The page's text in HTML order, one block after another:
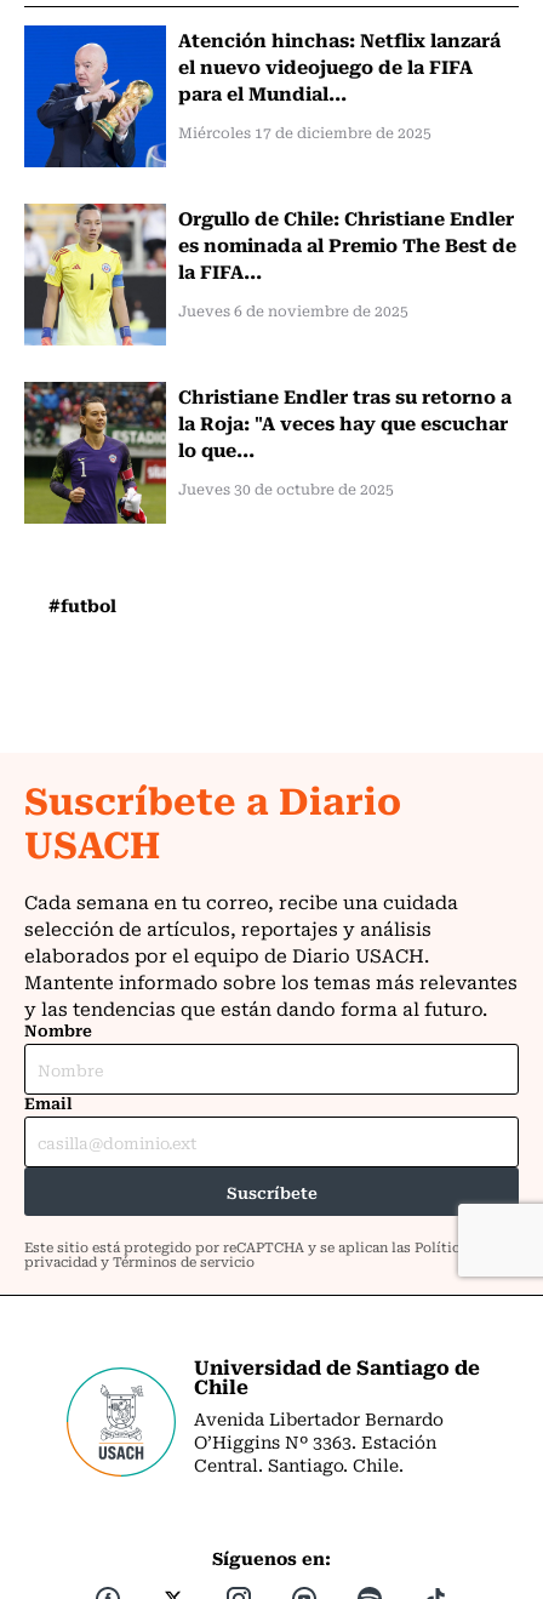
Atención hinchas: Netflix lanzará
el nuevo videojuego de la FIFA
para el Mundial...
Miércoles 17 de diciembre de 2025
Orgullo de Chile: Christiane Endler
es nominada al Premio The Best de
la FIFA...
Jueves 6 de noviembre de 2025
Christiane Endler tras su retorno a
la Roja: "A veces hay que escuchar
lo que...
Jueves 30 de octubre de 2025
#futbol
Universidad de Santiago de
Chile
Avenida Libertador Bernardo
O’Higgins Nº 3363. Estación
Central. Santiago. Chile.
Síguenos en: